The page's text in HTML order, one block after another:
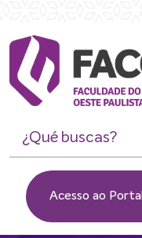
Acesso ao Portal